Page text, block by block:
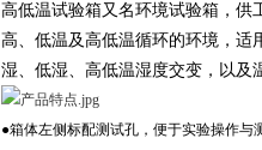
高低温试验箱又名环境试验箱，供
高、低温及高低温循环的环境，适
湿、低湿、高低温湿度交变，以及
●箱体左侧标配测试孔，便于实验操作与